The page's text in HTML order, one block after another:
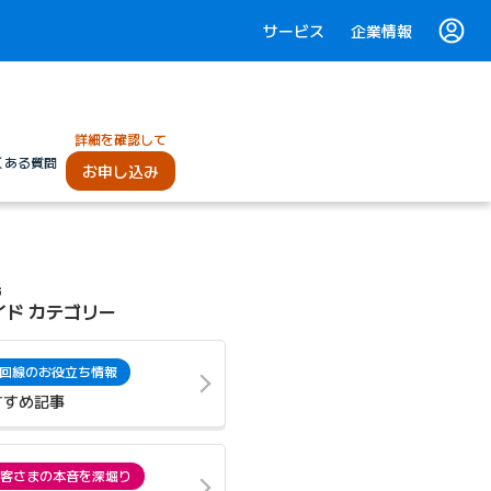
サービス 企業情報
ある質問
詳細を確認して
お申し込み
カテゴリー
線のお役立ち情報
め記事
さまの本音を深堀り